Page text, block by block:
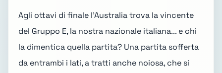
Agli ottavi di finale l'Australia trova la vincente
del Gruppo E, la nostra nazionale italiana... e chi
la dimentica quella partita? Una partita sofferta
da entrambi i lati, a tratti anche noiosa, che si